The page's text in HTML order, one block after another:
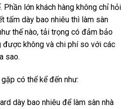
lớn khách hàng không chỉ hỏi
tấm dày bao nhiêu thì làm sàn
thế nào, tải trọng có đảm bảo
được không và chi phí so với các
sao.
có thể kể đến như:
dày bao nhiêu để làm sàn nhà